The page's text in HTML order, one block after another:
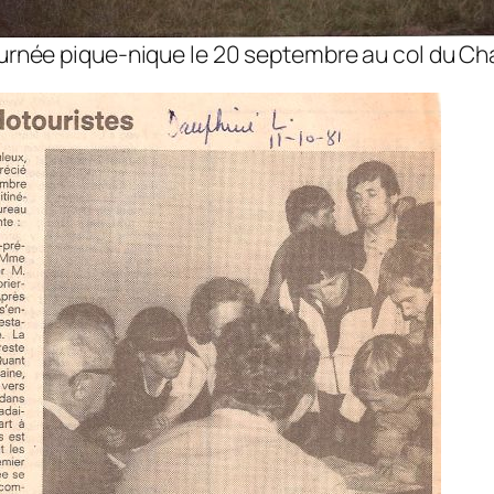
pique-nique le 20 septembre au col du